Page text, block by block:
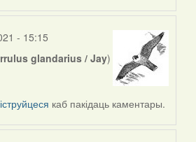
- 15:15
glandarius / Jay)
каб пакідаць каментары.